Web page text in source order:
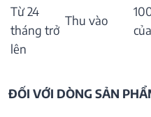
Từ 24
tháng trở
lên
Thu vào
ĐỐI VỚI DÒNG SẢN